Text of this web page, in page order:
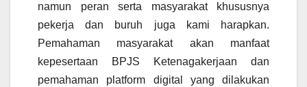
namun peran serta masyarakat khususnya
pekerja dan buruh juga kami harapkan.
Pemahaman masyarakat akan manfaat
kepesertaan BPJS Ketenagakerjaan dan
pemahaman platform digital yang dilakukan